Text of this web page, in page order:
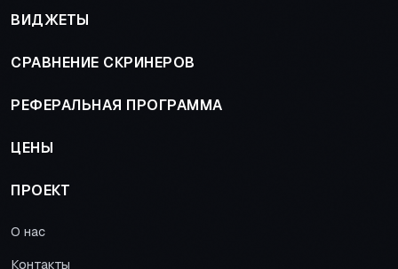
ВИДЖЕТЫ
СРАВНЕНИЕ СКРИНЕРОВ
РЕФЕРАЛЬНАЯ ПРОГРАММА
ЦЕНЫ
ПРОЕКТ
О нас
Контакты